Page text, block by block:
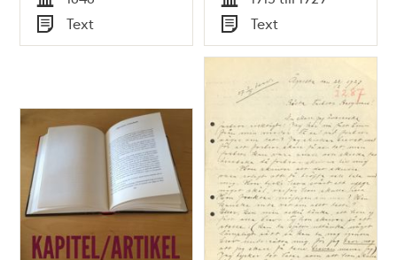
Tid
Typ
Text Tid
Typ
Text